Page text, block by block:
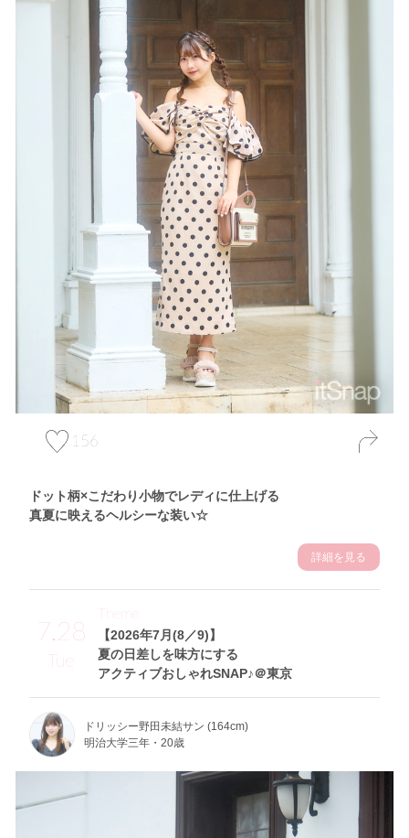
156
ドット柄×こだわり小物でレディに仕上げる
真夏に映えるヘルシーな装い☆
詳細を見る
7.28
Tue
【2026年7月(8／9)】
夏の日差しを味方にする
アクティブおしゃれSNAP♪＠東京
Theme
ドリッシー野田未結サン (164cm)
明治大学三年・20歳